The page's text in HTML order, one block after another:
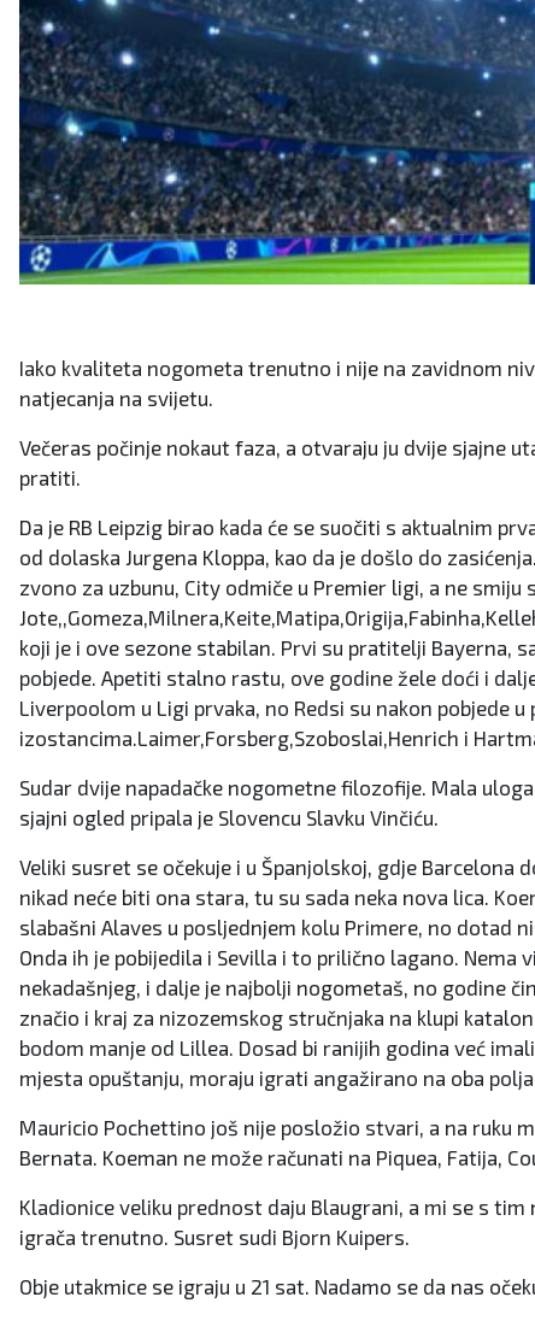
Iako kvaliteta nogometa trenutno i nije na zavidnom
natjecanja na svijetu.
Večeras počinje nokaut faza, a otvaraju ju dvije sjajne
pratiti.
Da je RB Leipzig birao kada će se suočiti s aktualnim
od dolaska Jurgena Kloppa, kao da je došlo do
zvono za uzbunu, City odmiče u Premier ligi, a ne
koji je i ove sezone stabilan. Prvi su pratitelji Bayerna,
pobjede. Apetiti stalno rastu, ove godine žele doći i
Liverpoolom u Ligi prvaka, no Redsi su nakon pobjede
izostancima.Laimer,Forsberg,Szoboslai,Henrich i
Sudar dvije napadačke nogometne filozofije. Mala
sjajni ogled pripala je Slovencu Slavku Vinčiću.
Veliki susret se očekuje i u Španjolskoj, gdje Barcelona
nikad neće biti ona stara, tu su sada neka nova lica.
slabašni Alaves u posljednjem kolu Primere, no dotad
Onda ih je pobijedila i Sevilla i to prilično lagano.
nekadašnjeg, i dalje je najbolji nogometaš, no godine
značio i kraj za nizozemskog stručnjaka na klupi
bodom manje od Lillea. Dosad bi ranijih godina već
mjesta opuštanju, moraju igrati angažirano na oba
Mauricio Pochettino još nije posložio stvari, a na ruku
Bernata. Koeman ne može računati na Piquea, Fatija,
Kladionice veliku prednost daju Blaugrani, a mi se s
igrača trenutno. Susret sudi Bjorn Kuipers.
Obje utakmice se igraju u 21 sat. Nadamo se da nas